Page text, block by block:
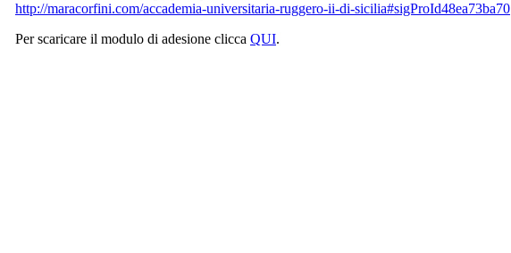
http://maracorfini.com/accademia-universitaria-ruggero-ii-di-sicilia#sigProId48ea73ba70
Per scaricare il modulo di adesione clicca QUI.